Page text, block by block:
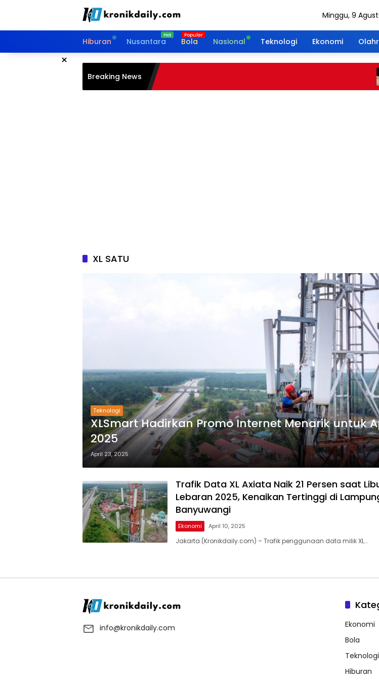
Minggu, 9
Hiburan Nusantara Bola Nasional Teknologi Ekonomi
×
Breaking News
XL SATU
Teknologi
XLSmart Hadirkan Promo Internet Menarik untuk
2025
April 23, 2025
Trafik Data XL Axiata Naik 21 Persen saat
Lebaran 2025, Kenaikan Tertinggi di
Banyuwangi
Ekonomi April 10, 2025
Jakarta (Kronikdaily.com) – Trafik penggunaan data milik XL…
info@kronikdaily.com
Ekonomi
Bola
Teknologi
Hiburan